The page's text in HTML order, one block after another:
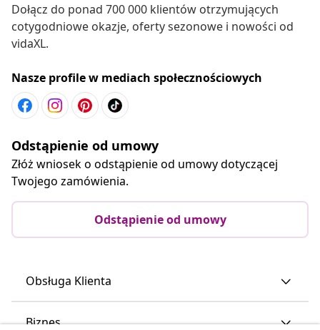
Dołącz do ponad 700 000 klientów otrzymujących
cotygodniowe okazje, oferty sezonowe i nowości od
vidaXL.
Nasze profile w mediach społecznościowych
Odstąpienie od umowy
Złóż wniosek o odstąpienie od umowy dotyczącej
Twojego zamówienia.
Odstąpienie od umowy
Obsługa Klienta
Biznes